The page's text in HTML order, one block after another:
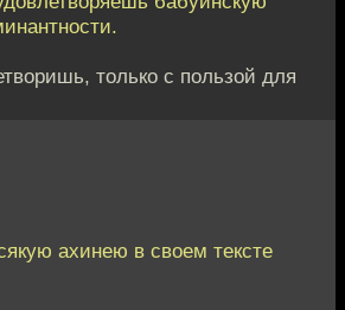
только с пользой для
ахинею в своем тексте